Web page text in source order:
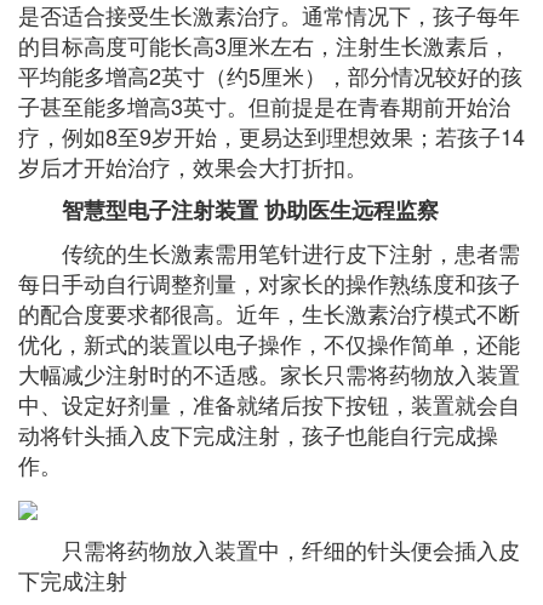
是否适合接受生长激素治疗。通常情况下，孩子每年
的目标高度可能长高3厘米左右，注射生长激素后，
平均能多增高2英寸（约5厘米），部分情况较好的孩
子甚至能多增高3英寸。但前提是在青春期前开始治
疗，例如8至9岁开始，更易达到理想效果；若孩子14
岁后才开始治疗，效果会大打折扣。
智慧型电子注射装置 协助医生远程监察
传统的生长激素需用笔针进行皮下注射，患者需
每日手动自行调整剂量，对家长的操作熟练度和孩子
的配合度要求都很高。近年，生长激素治疗模式不断
优化，新式的装置以电子操作，不仅操作简单，还能
大幅减少注射时的不适感。家长只需将药物放入装置
中、设定好剂量，准备就绪后按下按钮，装置就会自
动将针头插入皮下完成注射，孩子也能自行完成操
作。
只需将药物放入装置中，纤细的针头便会插入皮
下完成注射